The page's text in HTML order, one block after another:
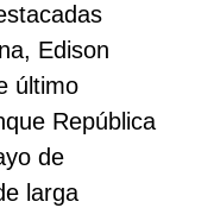
Edison
último
República
de
larga